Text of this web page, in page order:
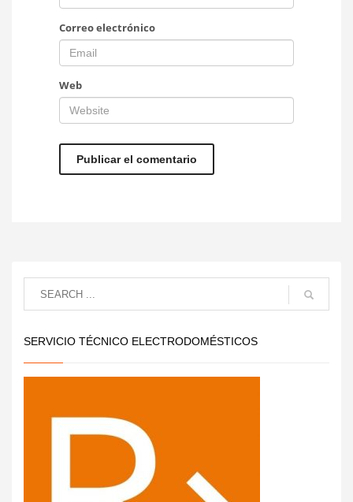
Correo electrónico
Web
SERVICIO TÉCNICO ELECTRODOMÉSTICOS